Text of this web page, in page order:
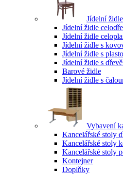
Jídelní židle
Jídelní židle
Jídelní židle
Jídelní židle s
Jídelní židle s
Jídelní židle s
Barové židle
Jídelní židle s
Vybavení
Kancelářské stoly
Kancelářské stoly
Kancelářské stoly
Kontejner
Doplňky